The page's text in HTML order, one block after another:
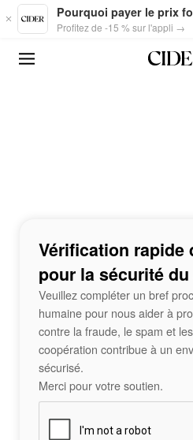
Skip to main content
Pourquoi payer le prix
Profitez de -15 % sur l'appli →
Vérification rapide
pour la sécurité
Veuillez compléter un bref
humaine pour nous aider à
contre la fraude, le spam et
coopération contribue à un
sécurisé.
Merci pour votre soutien.